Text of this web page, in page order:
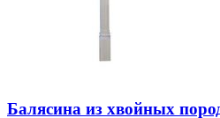
Балясина из хвойных